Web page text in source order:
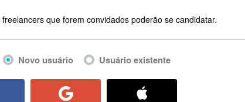
Toolkit (AWT)
que forem convidados poderão se candidatar.
Novo usuário Usuário existente